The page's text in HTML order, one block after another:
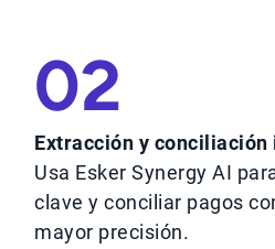
02
Extracción y conciliación
Usa Esker Synergy AI
clave y conciliar pagos
mayor precisión.